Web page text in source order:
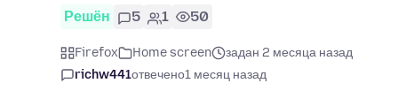
Решён 5 1 50
Firefox Home screen
задан 2 месяца назад
richw441отвечено1 месяц назад